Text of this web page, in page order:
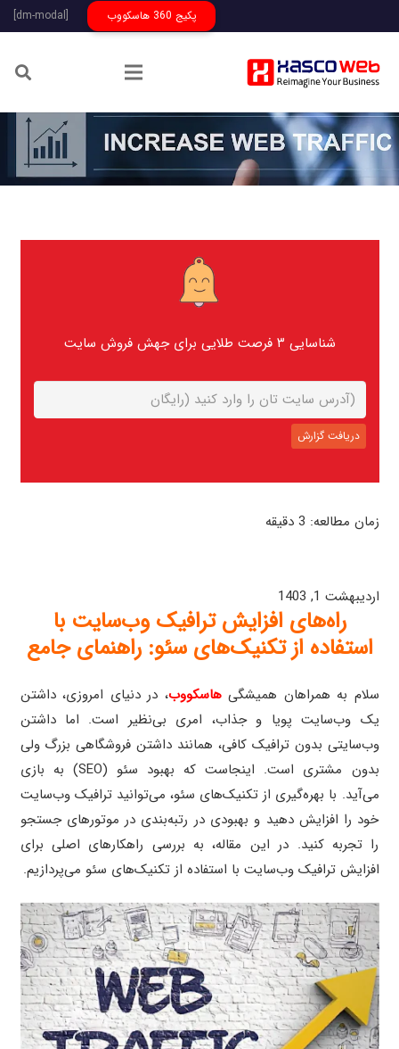
پکیج 360 هاسکووب [dm-modal]
شناسایی ۳ فرصت طلایی برای جهش فروش سایت
زمان مطالعه: 3 دقیقه
اردیبهشت 1, 1403
راه‌های افزایش ترافیک وب‌سایت با
استفاده از تکنیک‌های سئو: راهنمای جامع
سلام به همراهان همیشگیهاسکووب، در دنیای امروزی، داشتن
یک وب‌سایت پویا و جذاب، امری بی‌نظیر است. اما داشتن
وب‌سایتی بدون ترافیک کافی، همانند داشتن فروشگاهی بزرگ ولی
بدون مشتری است. اینجاست که بهبود سئو (SEO) به بازی
می‌آید. با بهره‌گیری از تکنیک‌های سئو، می‌توانید ترافیک وب‌سایت
خود را افزایش دهید و بهبودی در رتبه‌بندی در موتورهای جستجو
را تجربه کنید. در این مقاله، به بررسی راهکارهای اصلی برای
افزایش ترافیک وب‌سایت با استفاده از تکنیک‌های سئو می‌پردازیم.